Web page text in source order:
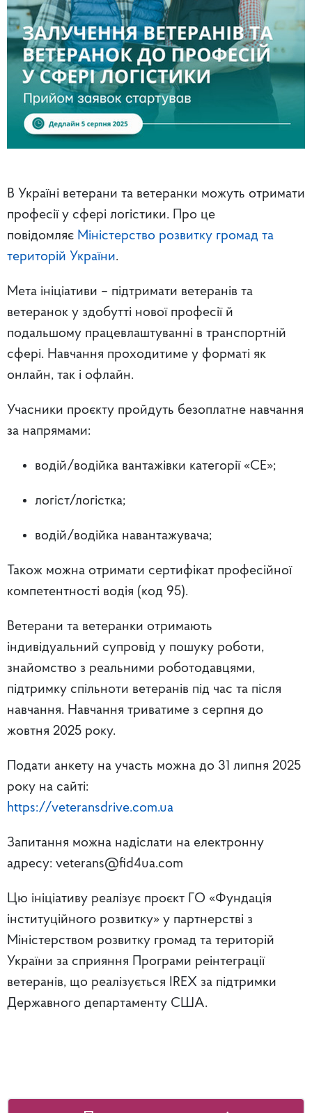
В Україні ветерани та ветеранки можуть отримати
професії у сфері логістики. Про це
повідомляє Міністерство розвитку громад та
територій України.
Мета ініціативи – підтримати ветеранів та
ветеранок у здобутті нової професії й
подальшому працевлаштуванні в транспортній
сфері. Навчання проходитиме у форматі як
онлайн, так і офлайн.
Учасники проєкту пройдуть безоплатне навчання
за напрямами:
водій/водійка вантажівки категорії «СЕ»;
логіст/логістка;
водій/водійка навантажувача;
Також можна отримати сертифікат професійної
компетентності водія (код 95).
Ветерани та ветеранки отримають
індивідуальний супровід у пошуку роботи,
знайомство з реальними роботодавцями,
підтримку спільноти ветеранів під час та після
навчання. Навчання триватиме з серпня до
жовтня 2025 року.
Подати анкету на участь можна до 31 липня 2025
року на сайті:
https://veteransdrive.com.ua
Запитання можна надіслати на електронну
адресу: veterans@fid4ua.com
Цю ініціативу реалізує проєкт ГО «Фундація
інституційного розвитку» у партнерстві з
Міністерством розвитку громад та територій
України за сприяння Програми реінтеграції
ветеранів, що реалізується IREX за підтримки
Державного департаменту США.